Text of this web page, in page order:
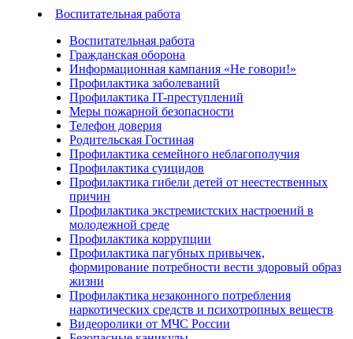
Воспитательная работа
Воспитательная работа
Гражданская оборона
Информационная кампания «Не говори!»
Профилактика заболеваний
Профилактика IT-преступлений
Меры пожарной безопасности
Телефон доверия
Родительская Гостиная
Профилактика семейного неблагополучия
Профилактика суицидов
Профилактика гибели детей от неестественных
причин
Профилактика экстремистских настроений в
молодежной среде
Профилактика коррупции
Профилактика пагубных привычек,
формирование потребности вести здоровый образ
жизни
Профилактика незаконного потребления
наркотических средств и психотропных веществ
Видеоролики от МЧС России